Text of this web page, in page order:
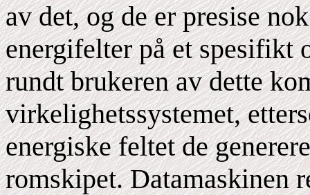
av det, og de er presise
energifelter på et spesifikt
rundt brukeren av dette
virkelighetssystemet,
energiske feltet de
romskipet. Datamaskinen